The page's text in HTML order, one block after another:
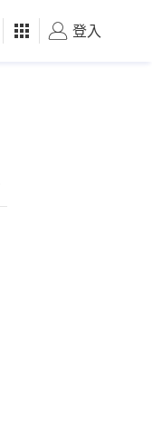
好食玩飛
登入